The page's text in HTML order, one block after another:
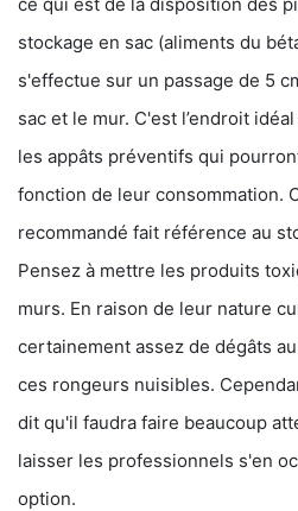
stockage en sac (aliments du
s'effectue sur un passage de 5
sac et le mur. C'est l’endroit
les appâts préventifs qui
fonction de leur consommation.
recommandé fait référence au
Pensez à mettre les produits
murs. En raison de leur nature
certainement assez de dégâts
ces rongeurs nuisibles.
dit qu'il faudra faire beaucoup
laisser les professionnels s'en
option.